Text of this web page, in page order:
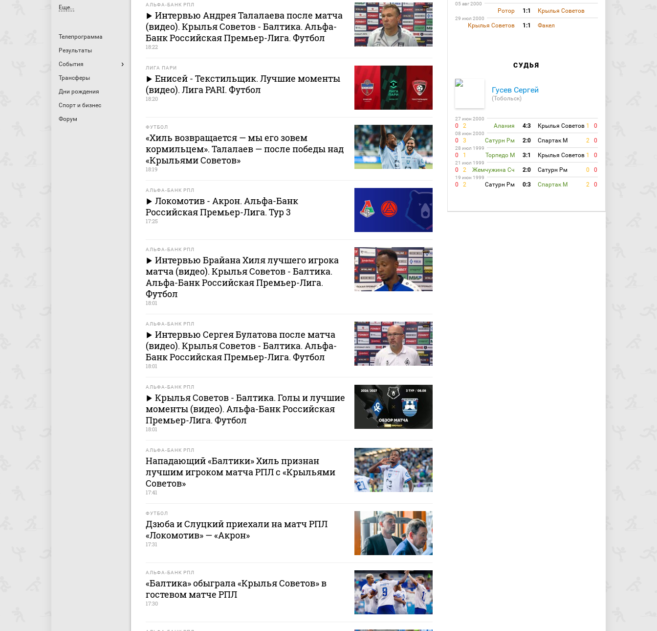
Еще...
Телепрограмма
Результаты
События
Трансферы
Дни рождения
Спорт и бизнес
Форум
АЛЬФА-БАНК РПЛ
Интервью Андрея Талалаева после матча
(видео). Крылья Советов - Балтика. Альфа-
Банк Российская Премьер-Лига. Футбол
18:22
ЛИГА ПАРИ
Енисей - Текстильщик. Лучшие моменты
(видео). Лига PARI. Футбол
18:20
ФУТБОЛ
«Хиль возвращается — мы его зовем
кормильцем». Талалаев — после победы над
«Крыльями Советов»
18:19
АЛЬФА-БАНК РПЛ
Локомотив - Акрон. Альфа-Банк
Российская Премьер-Лига. Тур 3
17:25
АЛЬФА-БАНК РПЛ
Интервью Брайана Хиля лучшего игрока
матча (видео). Крылья Советов - Балтика.
Альфа-Банк Российская Премьер-Лига.
Футбол
18:01
АЛЬФА-БАНК РПЛ
Интервью Сергея Булатова после матча
(видео). Крылья Советов - Балтика. Альфа-
Банк Российская Премьер-Лига. Футбол
18:01
АЛЬФА-БАНК РПЛ
Крылья Советов - Балтика. Голы и лучшие
моменты (видео). Альфа-Банк Российская
Премьер-Лига. Футбол
18:01
АЛЬФА-БАНК РПЛ
Нападающий «Балтики» Хиль признан
лучшим игроком матча РПЛ с «Крыльями
Советов»
17:41
ФУТБОЛ
Дзюба и Слуцкий приехали на матч РПЛ
«Локомотив» — «Акрон»
17:31
АЛЬФА-БАНК РПЛ
«Балтика» обыграла «Крылья Советов» в
гостевом матче РПЛ
17:30
05 авг 2000
Ротор 1:1 Крылья Советов
29 июл 2000
Крылья Советов 1:1 Факел
СУДЬЯ
Гусев Сергей
(Тобольск)
27 июн 2000
0 2 Алания 4:3 Крылья Советов 1 0
08 июн 2000
0 3 Сатурн Рм 2:0 Спартак М 2 0
28 июл 1999
0 1 Торпедо М 3:1 Крылья Советов 1 0
21 июл 1999
0 2 Жемчужина Сч 2:0 Сатурн Рм 0 0
19 июн 1999
0 2 Сатурн Рм 0:3 Спартак М 2 0